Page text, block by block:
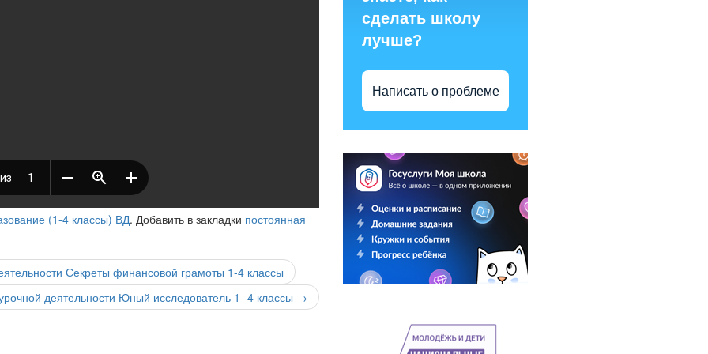
(1-4 классы) ВД. Добавить в закладки постоянная
Секреты финансовой грамоты 1-4 классы
деятельности Юный исследователь 1- 4 классы →
сделать школу
лучше?
Написать о проблеме